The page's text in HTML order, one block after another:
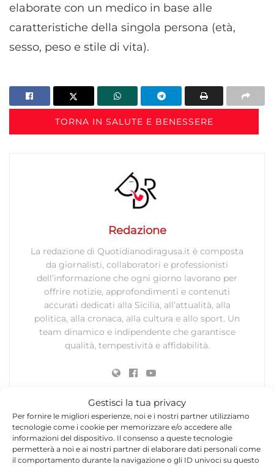
Gestisci la tua privacy
Per fornire le migliori esperienze, noi e i nostri partner utilizziamo
tecnologie come i cookie per memorizzare e/o accedere alle
informazioni del dispositivo. Il consenso a queste tecnologie
permetterà a noi e ai nostri partner di elaborare dati personali come
il comportamento durante la navigazione o gli ID univoci su questo
elaborate con un medico in base alle
caratteristiche della singola persona (età,
sesso, peso e stile di vita).
TORNA IN SALUTE E BENESSERE
Redazione
La redazione di Quotidianodiragusa.it è composta
da giornalisti, collaboratori e professionisti
dell’informazione che ogni giorno lavorano per
offrire notizie, approfondimenti e contenuti
accurati dedicati alla Sicilia, all’attualità, alla
politica, alla cronaca, alla cultura e allo sport. Un
team dinamico e indipendente che garantisce
qualità, tempestività e affidabilità.
Lascia un commento